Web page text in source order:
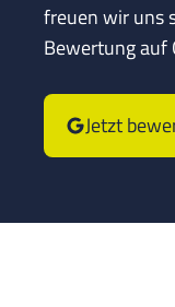
freuen wir uns
Bewertung auf
Jetzt